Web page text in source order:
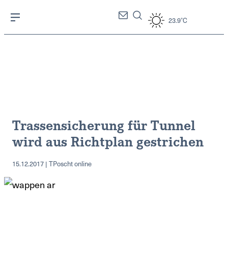
23.9°C
Trassensicherung für Tunnel
wird aus Richtplan gestrichen
15.12.2017 | TPoscht online